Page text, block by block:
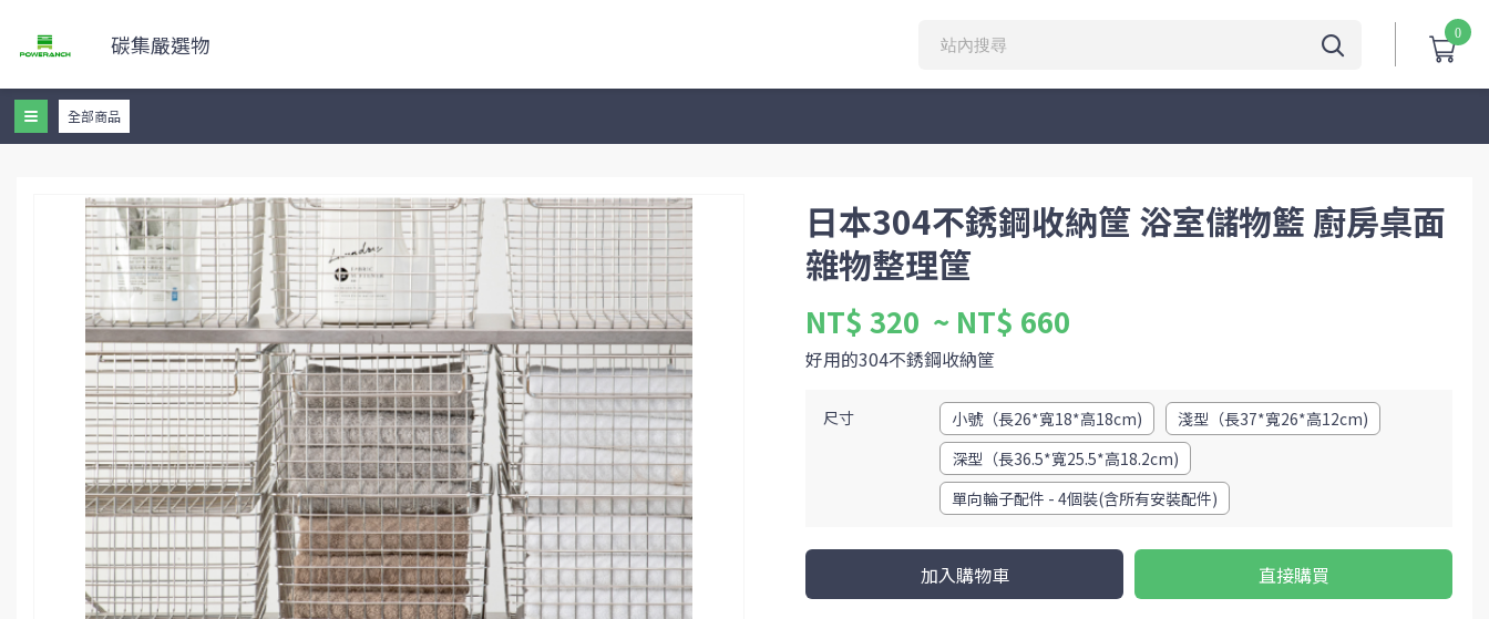
碳集嚴選物 0
全部商品
日本304不銹鋼收納筐 浴室儲物籃 廚房桌面
雜物整理筐
NT$ 320 ~ NT$ 660
好用的304不銹鋼收納筐
尺寸 小號（長26*寬18*高18cm)
淺型（長37*寬26*高12cm)
深型（長36.5*寬25.5*高18.2cm)
單向輪子配件 - 4個裝(含所有安裝配件)
加入購物車 直接購買